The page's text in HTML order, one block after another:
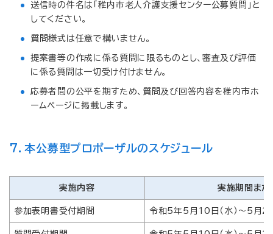
送信時の件名は「稚内市老人介護支援センター公募質問」と
してください。
質問様式は任意で構いません。
提案書等の作成に係る質問に限るものとし、審査及び評価
に係る質問は一切受け付けません。
応募者間の公平を期すため、質問及び回答内容を稚内市ホ
ームページに掲載します。
7．本公募型プロポーザルのスケジュール
実施内容 実施期間また
参加表明書受付期間 令和5年5月10日（水）～5月